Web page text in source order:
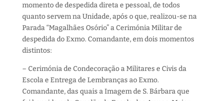
momento de despedida direta e pessoal, de todos
quanto servem na Unidade, após o que, realizou-se na
Parada “Magalhães Osório” a Cerimónia Militar de
despedida do Exmo. Comandante, em dois momentos
distintos:
– Cerimónia de Condecoração a Militares e Civis da
Escola e Entrega de Lembranças ao Exmo.
Comandante, das quais a Imagem de S. Bárbara que